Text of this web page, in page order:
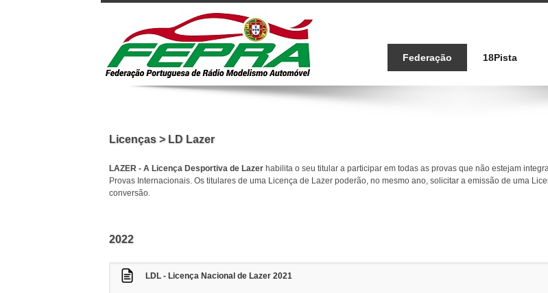
Federação 18Pista
Licenças > LD Lazer
LAZER - A Licença Desportiva de Lazer habilita o seu titular a participar em todas as provas que não estejam
Provas Internacionais. Os titulares de uma Licença de Lazer poderão, no mesmo ano, solicitar a emissão de uma
conversão.
2022
LDL - Licença Nacional de Lazer 2021